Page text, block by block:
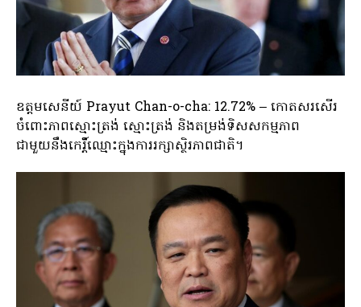
ឧត្តមសេនីយ៍ Prayut Chan-o-cha: 12.72% – កោតសរសើរ
ចំពោះភាពស្មោះត្រង់ ស្មោះត្រង់ និងតម្រង់ទិសសកម្មភាព
ជាមួយនឹងកេរ្តិ៍ឈ្មោះក្នុងការរក្សាស្ថិរភាពជាតិ។